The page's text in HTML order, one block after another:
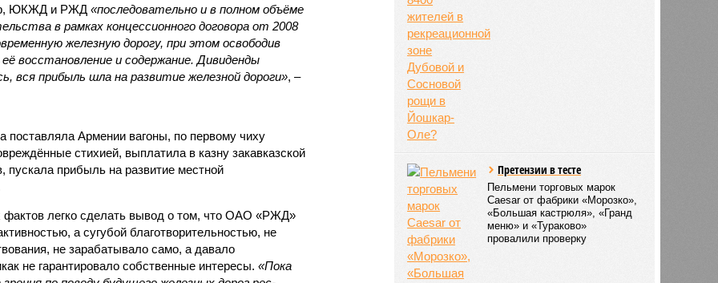
ЮКЖД и РЖД «последовательно и в полном объёме
в рамках концессионного договора от 2008
железную дорогу, при этом освободив
восстановление и содержание. Дивиденды
вся прибыль шла на развитие железной дороги», –
поставляла Армении вагоны, по первому чиху
стихией, выплатила в казну закавказской
пускала прибыль на развитие местной
фактов легко сделать вывод о том, что ОАО «РЖД»
а сугубой благотворительностью, не
не зарабатывало само, а давало
не гарантировало собственные интересы. «Пока
Претензии в тесте
Пельмени торговых марок
Caesar от фабрики «Морозко»,
«Большая кастрюля», «Гранд
меню» и «Тураково»
провалили проверку